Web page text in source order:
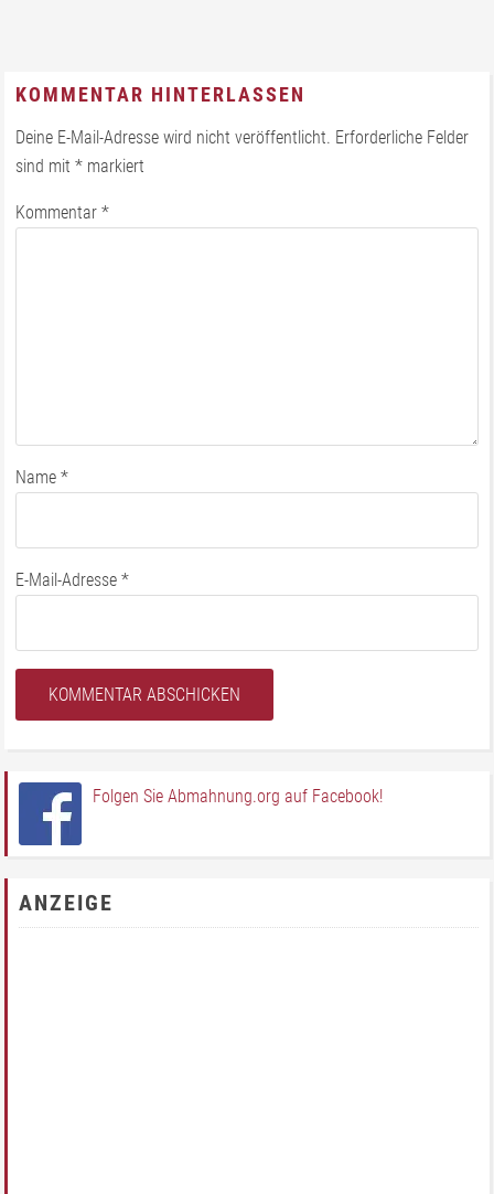
KOMMENTAR HINTERLASSEN
Deine E-Mail-Adresse wird nicht veröffentlicht. Erforderliche Felder
sind mit* markiert
Kommentar*
Name*
E-Mail-Adresse*
Folgen Sie Abmahnung.org auf Facebook!
ANZEIGE